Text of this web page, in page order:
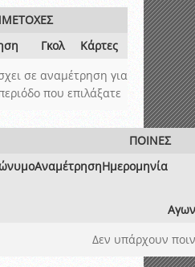
Γκολ
Κάρτες
σε αναμέτρηση για
που επιλάξατε
ΠΟΙΝΕΣ
ΑναμέτρησηΗμερομηνία
Δεν υπάρχουν